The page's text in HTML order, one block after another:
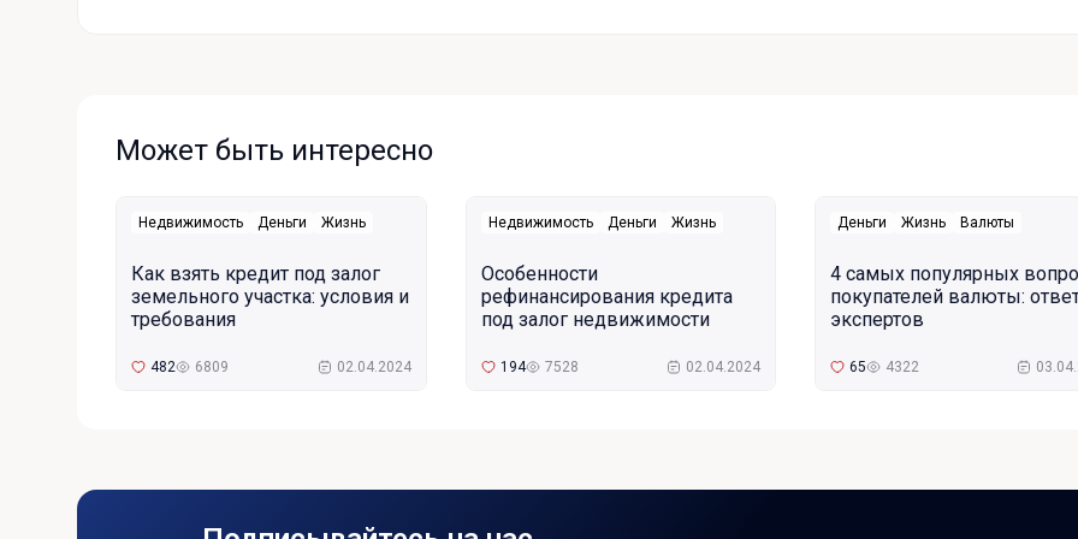
Может быть интересно
Недвижимость Деньги Жизнь
Как взять кредит под залог
земельного участка: условия и
требования
482 6809 02.04.2024
Недвижимость Деньги Жизнь
Особенности
рефинансирования кредита
под залог недвижимости
194 7528 02.04.2024
Деньги Жизнь Валюты
4 самых популярных
покупателей валюты:
экспертов
65 4322